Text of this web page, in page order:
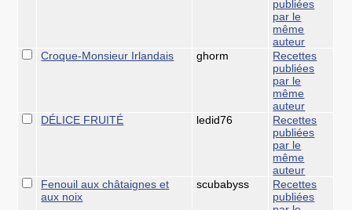
publiées
par le
même
auteur
Croque-Monsieur Irlandais
ghorm
Recettes
publiées
par le
même
auteur
DÉLICE FRUITÉ
ledid76
Recettes
publiées
par le
même
auteur
Fenouil aux châtaignes et
aux noix
scubabyss
Recettes
publiées